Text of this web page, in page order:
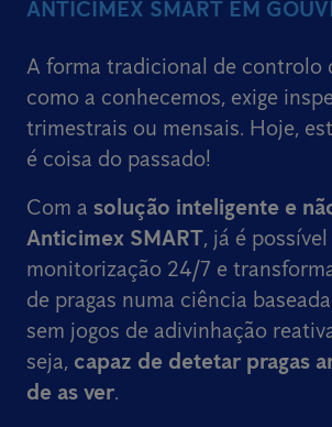
ANTICIMEX SMART EM
A forma tradicional de controlo
como a conhecemos, exige
trimestrais ou mensais. Hoje,
é coisa do passado!
Com a solução inteligente e
Anticimex SMART, já é
monitorização 24/7 e
de pragas numa ciência
sem jogos de adivinhação
seja, capaz de detetar pragas
de as ver.